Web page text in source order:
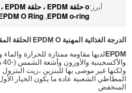
أبرز:o حلقة EPDM ، حلقة EPDM ، حلقة مقاومة أشعة الشمس EPDM
EPDM o-ring
,
O Ring
الدرجة الغذائية المهنية EPDM O الحلقة المقاومة المتميزة للأوزون / أشعة الشمس
EPDMلديها مقاومة ممتازة للحرارة
ولكنها غير موصى بها للبنزين ،زيت
المطاطي الشعبية عادة ما يكون الخيار
المنخفض